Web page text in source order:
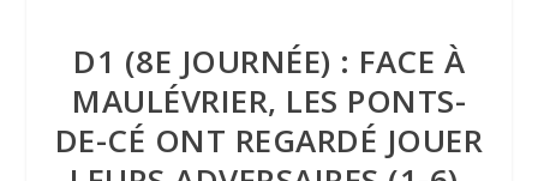
D1 (8E JOURNÉE) : FACE À
MAULÉVRIER, LES PONTS-
DE-CÉ ONT REGARDÉ JOUER